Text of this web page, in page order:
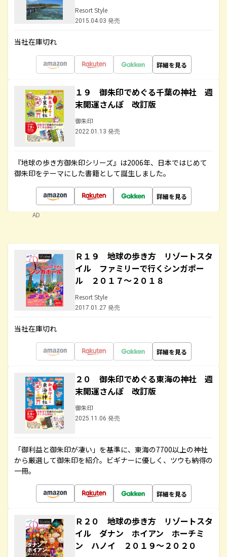
Resort Style
2015.04.03 発売
当社在庫切れ
詳細を見る
１９ 御朱印でめぐる千葉の神社 週
末開運さんぽ 改訂版
御朱印
2022.01.13 発売
『地球の歩き方御朱印シリーズ』は2006年、日本ではじめて
御朱印をテーマにした書籍として誕生しました。
詳細を見る
AD
Ｒ１９ 地球の歩き方 リゾートスタ
イル ファミリーで行くシンガポー
ル ２０１７～２０１８
Resort Style
2017.01.27 発売
当社在庫切れ
詳細を見る
２０ 御朱印でめぐる東海の神社 週
末開運さんぽ 改訂版
御朱印
2025.11.06 発売
「御利益と御朱印が凄い」を基準に、東海の7700以上の神社
から厳選して御朱印を紹介。ビギナーに優しく、ツウも納得の
一冊。
詳細を見る
Ｒ２０ 地球の歩き方 リゾートスタ
イル ダナン ホイアン ホーチミ
ン ハノイ ２０１９～２０２０